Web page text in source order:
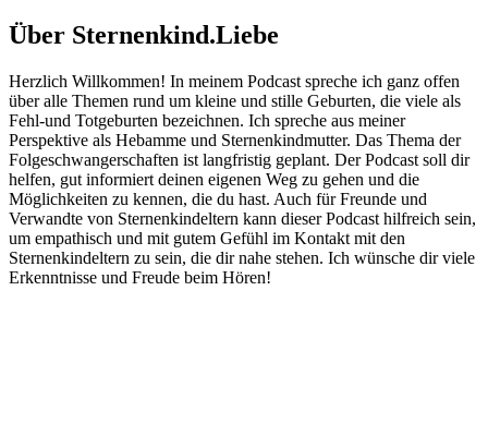
Über Sternenkind.Liebe
Herzlich Willkommen! In meinem Podcast spreche ich ganz offen
über alle Themen rund um kleine und stille Geburten, die viele als
Fehl-und Totgeburten bezeichnen. Ich spreche aus meiner
Perspektive als Hebamme und Sternenkindmutter. Das Thema der
Folgeschwangerschaften ist langfristig geplant. Der Podcast soll dir
helfen, gut informiert deinen eigenen Weg zu gehen und die
Möglichkeiten zu kennen, die du hast. Auch für Freunde und
Verwandte von Sternenkindeltern kann dieser Podcast hilfreich sein,
um empathisch und mit gutem Gefühl im Kontakt mit den
Sternenkindeltern zu sein, die dir nahe stehen. Ich wünsche dir viele
Erkenntnisse und Freude beim Hören!